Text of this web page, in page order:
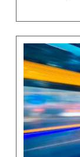
komplexe